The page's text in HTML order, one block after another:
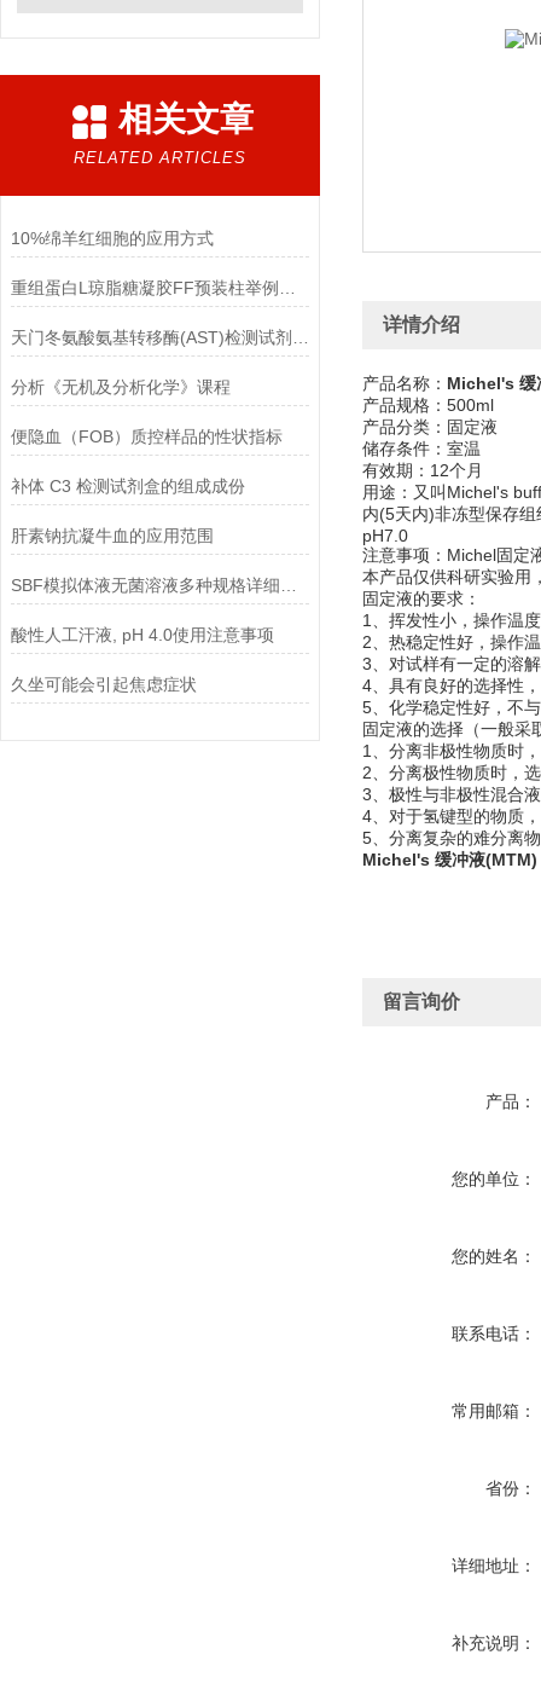
相关文章
RELATED ARTICLES
10%绵羊红细胞的应用方式
分析《无机及分析化学》课程
便隐血（FOB）质控样品的性状指标
补体 C3 检测试剂盒的组成成份
肝素钠抗凝牛血的应用范围
酸性人工汗液, pH 4.0使用注意事项
久坐可能会引起焦虑症状
详情介绍
产品名称： Michel's 缓
产品规格：500ml
产品分类：固定液
储存条件：室温
有效期：12个月
用途：又叫Michel's
内(5天内)非冻型保存
pH7.0
注意事项：Michel固定
本产品仅供科研实验用
固定液的要求：
1、挥发性小，操作温
2、热稳定性好，操作
3、对试样有一定的溶
4、具有良好的选择性
5、 化学稳定性好，不
固定液的选择（一般采
1、分离非极性物质时
2、分离极性物质时，
3、极性与非极性混合
4、对于氢键型的物质
5、分离复杂的难分离
Michel's 缓冲液(MTM)
留言询价
产品：
您的单位：
您的姓名：
联系电话：
常用邮箱：
省份：
详细地址：
补充说明：